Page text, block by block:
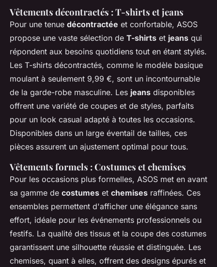
Vêtements décontractés : T-shirts et jeans
Pour une tenue décontractée et confortable, ASOS
propose une vaste sélection de T-shirts et jeans qui
répondent aux besoins quotidiens tout en étant stylés.
Les T-shirts décontractés, comme le modèle basique
moulant à seulement 9,99 €, sont un incontournable
de la garde-robe masculine. Les jeans disponibles
offrent une variété de coupes et de styles, parfaits
pour un look casual adapté à toutes les occasions.
Disponibles dans un large éventail de tailles, ces
pièces assurent un ajustement optimal pour tous.
Vêtements formels : Costumes et chemises
Pour les occasions plus formelles, ASOS met en avant
sa gamme de costumes et chemises raffinées. Ces
ensembles permettent d'afficher une élégance sans
effort, idéale pour les événements professionnels ou
festifs. La qualité des tissus et la coupe des costumes
garantissent une silhouette réussie et distinguée. Les
chemises, quant à elles, offrent des designs épurés et